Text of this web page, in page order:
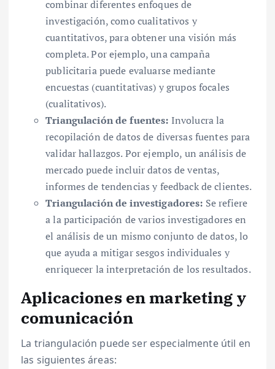
combinar diferentes enfoques de
investigación, como cualitativos y
cuantitativos, para obtener una visión más
completa. Por ejemplo, una campaña
publicitaria puede evaluarse mediante
encuestas (cuantitativas) y grupos focales
(cualitativos).
Triangulación de fuentes: Involucra la
recopilación de datos de diversas fuentes para
validar hallazgos. Por ejemplo, un análisis de
mercado puede incluir datos de ventas,
informes de tendencias y feedback de clientes.
Triangulación de investigadores: Se refiere
a la participación de varios investigadores en
el análisis de un mismo conjunto de datos, lo
que ayuda a mitigar sesgos individuales y
enriquecer la interpretación de los resultados.
Aplicaciones en marketing y
comunicación
La triangulación puede ser especialmente útil en
las siguientes áreas: